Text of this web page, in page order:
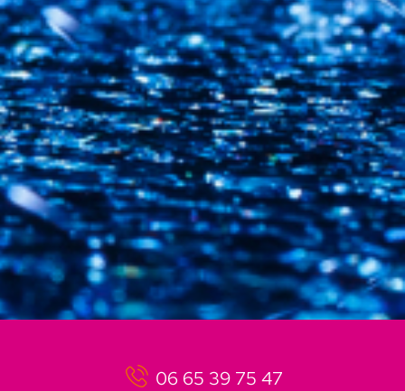
06 65 39 75 47